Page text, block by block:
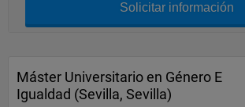
Solicitar información
Máster Universitario en Género E
Igualdad (Sevilla, Sevilla)